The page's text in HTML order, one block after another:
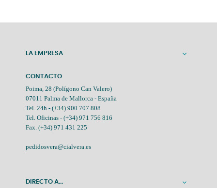
LA EMPRESA 
CONTACTO
Poima, 28 (Polígono Can Valero)
07011 Palma de Mallorca - España
Tel. 24h - (+34) 900 707 808
Tel. Oficinas - (+34) 971 756 816
Fax. (+34) 971 431 225
pedidosvera@cialvera.es
DIRECTO A... 